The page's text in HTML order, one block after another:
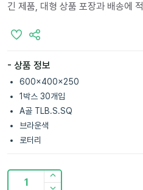
긴 제품, 대형 상품 포장과 배송에
- 상품 정보
600x400x250
1박스 30개입
A골 TLB.S.SQ
브라운색
로터리
1